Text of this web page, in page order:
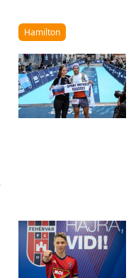
Hamilton